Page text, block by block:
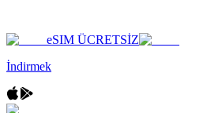
eSIM ÜCRETSİZ
İndirmek